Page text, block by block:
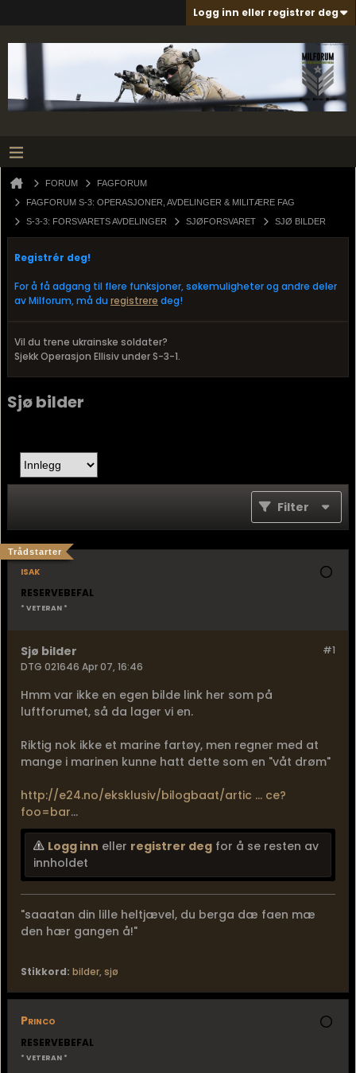
Logg inn eller registrer deg
FORUM
FAGFORUM
FAGFORUM S-3: OPERASJONER, AVDELINGER & MILITÆRE FAG
S-3-3: FORSVARETS AVDELINGER
SJØFORSVARET SJØ BILDER
Registrér deg!
For å få adgang til flere funksjoner, søkemuligheter og andre deler
av Milforum, må du registrere deg!
Vil du trene ukrainske soldater?
Sjekk Operasjon Ellisiv under S-3-1.
Sjø bilder
Filter
isak
Trådstarter
RESERVEBEFAL
* VETERAN *
#1
Sjø bilder
DTG 021646 Apr 07, 16:46
Hmm var ikke en egen bilde link her som på
luftforumet, så da lager vi en.
Riktig nok ikke et marine fartøy, men regner med at
mange i marinen kunne hatt dette som en "våt drøm"
http://e24.no/eksklusiv/bilogbaat/artic ... ce?
foo=bar...
Logg inn eller registrer deg for å se resten av
innholdet
"saaatan din lille heltjævel, du berga dæ faen mæ
den hær gangen å!"
Stikkord: bilder, sjø
Princo
RESERVEBEFAL
* VETERAN *